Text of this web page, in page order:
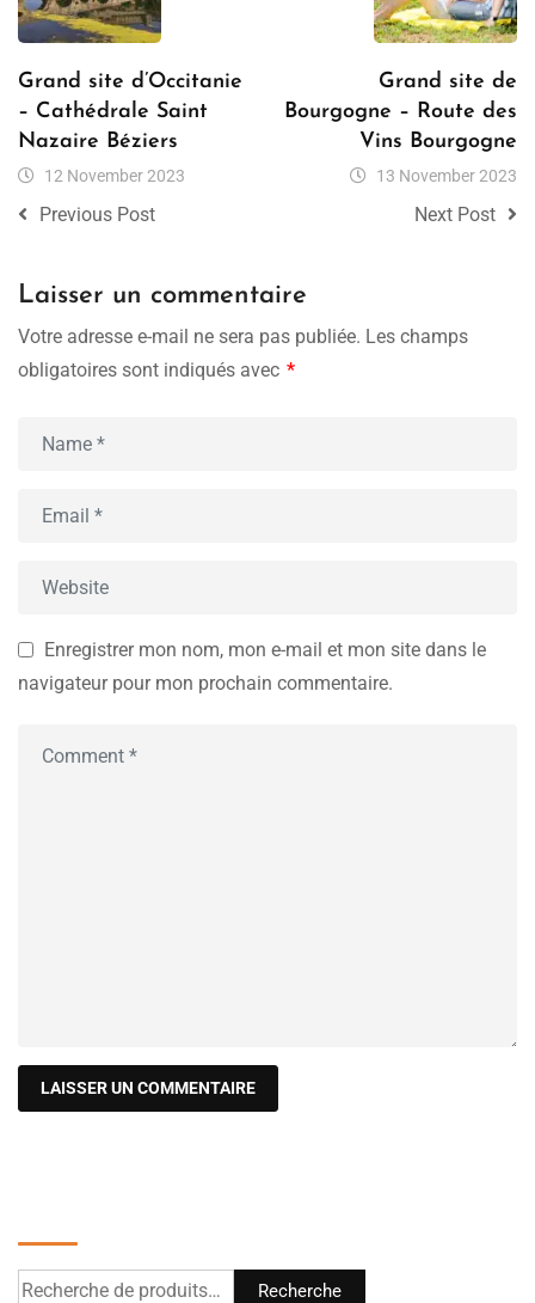
Grand site d’Occitanie
– Cathédrale Saint
Nazaire Béziers
12 November 2023
Previous Post
Grand site de
Bourgogne – Route des
Vins Bourgogne
13 November 2023
Next Post
Laisser un commentaire
Votre adresse e-mail ne sera pas publiée. Les champs
obligatoires sont indiqués avec *
Enregistrer mon nom, mon e-mail et mon site dans le
navigateur pour mon prochain commentaire.
Recherche